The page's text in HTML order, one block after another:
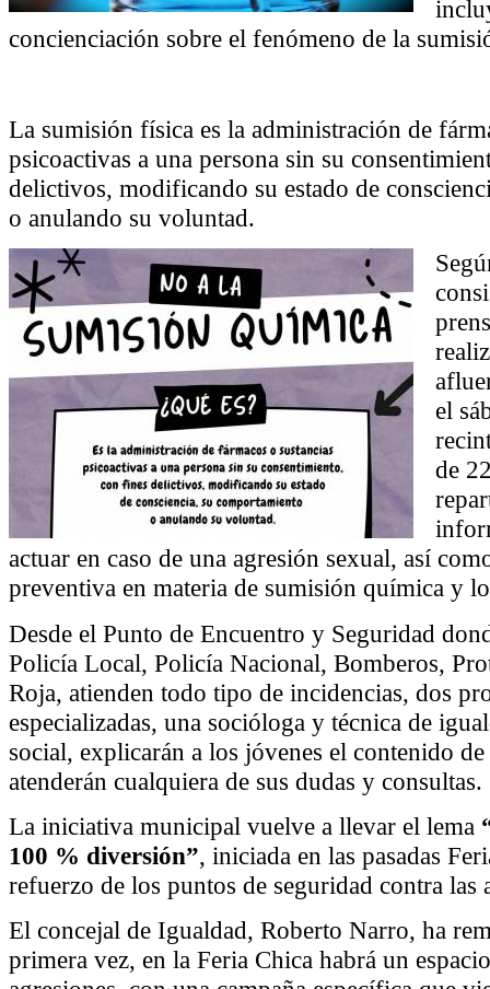
concienciación sobre el fenómeno de la
La sumisión física es la administración de
psicoactivas a una persona sin su
delictivos, modificando su estado de
o anulando su voluntad.
el
de
actuar en caso de una agresión sexual, así
preventiva en materia de sumisión química y
Desde el Punto de Encuentro y Seguridad
Policía Local, Policía Nacional, Bomberos,
Roja, atienden todo tipo de incidencias, dos
especializadas, una socióloga y técnica de
social, explicarán a los jóvenes el contenido
atenderán cualquiera de sus dudas y consultas.
La iniciativa municipal vuelve a llevar el lema
100 % diversión”, iniciada en las pasadas
refuerzo de los puntos de seguridad contra las
El concejal de Igualdad, Roberto Narro, ha
primera vez, en la Feria Chica habrá un